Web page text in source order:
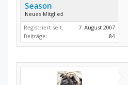
Season
Neues Mitglied
Registriert seit:
7. August 2007
Beiträge:
84